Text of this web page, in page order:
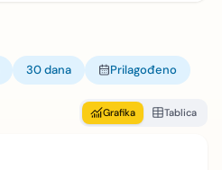
30 dana Prilagođeno
Grafika Tablica